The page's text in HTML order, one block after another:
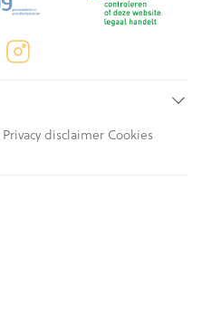
Privacy disclaimer Cookies